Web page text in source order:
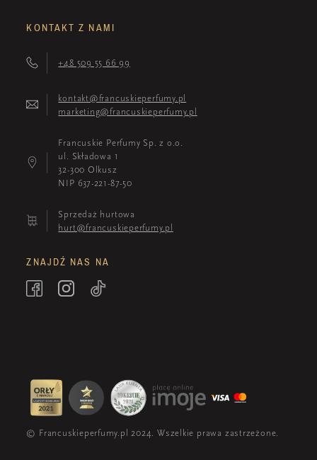
KONTAKT Z NAMI
+48 509 55 66 99
kontakt@francuskieperfumy.pl
marketing@francuskieperfumy.pl
Francuskie Perfumy Sp. z o.o.
ul. Składowa 1
32-300 Olkusz
NIP 637-221-87-50
Sprzedaż hurtowa
hurt@francuskieperfumy.pl
ZNAJDŹ NAS NA
© Francuskieperfumy.pl 2024. Wszelkie prawa zastrzeżone.